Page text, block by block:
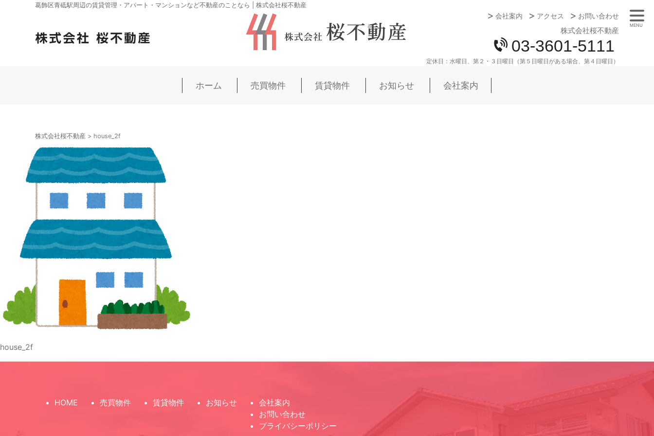
葛飾区青砥駅周辺の賃貸管理・アパート・マンションなど不動産のことなら | 株式会社桜不動産
会社案内
アクセス お問い合わせ
株式会社桜不動産
03-3601-5111
定休日： 水曜日、第２・３日曜日（第５日曜日がある場合、第４日曜日）
ホーム 売買物件 賃貸物件 お知らせ 会社案内
株式会社桜不動産 > house_2f
house_2f
MENU
HOME 売買物件 賃貸物件 お知らせ
会社案内
お問い合わせ
プライバシーポリシー